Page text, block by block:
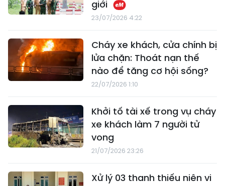
giới
23/07/2026 4:22
Cháy xe khách, cửa chính bị
lửa chặn: Thoát nạn thế
nào để tăng cơ hội sống?
22/07/2026 1:10
Khởi tố tài xế trong vụ cháy
xe khách làm 7 người tử
vong
21/07/2026 23:26
Xử lý 03 thanh thiếu niên vi